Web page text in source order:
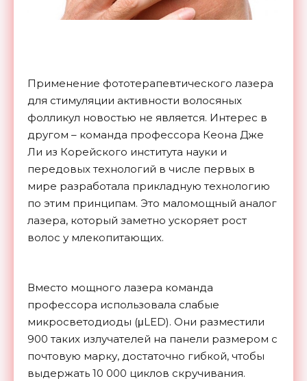
Применение фототерапевтического лазера
для стимуляции активности волосяных
фолликул новостью не является. Интерес в
другом – команда профессора Кеона Дже
Ли из Корейского института науки и
передовых технологий в числе первых в
мире разработала прикладную технологию
по этим принципам. Это маломощный аналог
лазера, который заметно ускоряет рост
волос у млекопитающих.
Вместо мощного лазера команда
профессора использовала слабые
микросветодиоды (μLED). Они разместили
900 таких излучателей на панели размером с
почтовую марку, достаточно гибкой, чтобы
выдержать 10 000 циклов скручивания.